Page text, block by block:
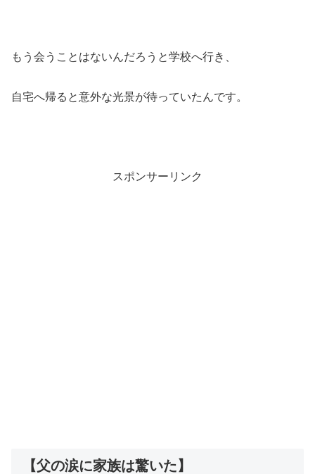
もう会うことはないんだろうと学校へ行き、
自宅へ帰ると意外な光景が待っていたんです。
スポンサーリンク
【父の涙に家族は驚いた】